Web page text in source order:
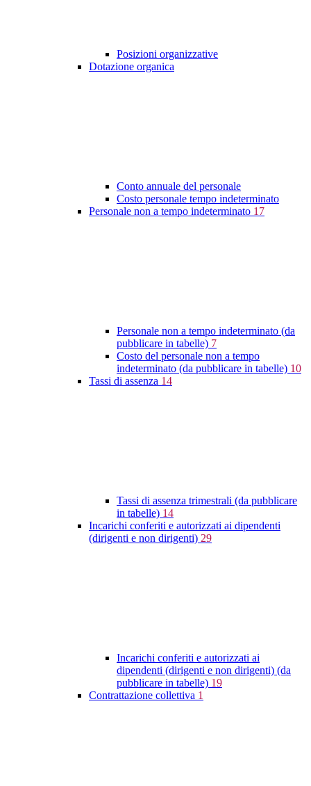
Posizioni organizzative
Dotazione organica
Conto annuale del personale
Costo personale tempo indeterminato
Personale non a tempo indeterminato 17
Personale non a tempo indeterminato (da
pubblicare in tabelle) 7
Costo del personale non a tempo
indeterminato (da pubblicare in tabelle) 10
Tassi di assenza 14
Tassi di assenza trimestrali (da pubblicare
in tabelle) 14
Incarichi conferiti e autorizzati ai dipendenti
(dirigenti e non dirigenti) 29
Incarichi conferiti e autorizzati ai
dipendenti (dirigenti e non dirigenti) (da
pubblicare in tabelle) 19
Contrattazione collettiva 1